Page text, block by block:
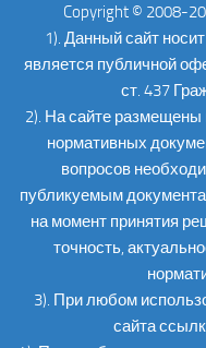
Copyright © 2008-
1). Данный сайт
является публичной
ст. 437
2). На сайте
нормативных
вопросов
публикуемым
на момент принятия
точность,
3). При любом
сайта